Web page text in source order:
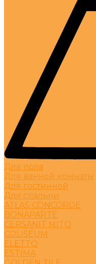
Для пола
Для ванной комнаты
Для гостинной
Для спальни
ATLAS CONCORDE
BONAPARTE
CERSANIT MITO
COLISEUM
ELETTO
ESTIMA